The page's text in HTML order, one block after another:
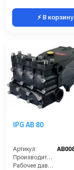
⚡ В корзину
IPG AB 80
Артикул:
Производительность (л/ч):
Рабочее давление (бар):